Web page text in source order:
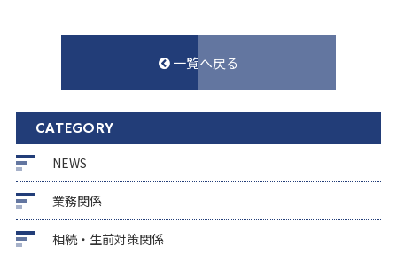
一覧へ戻る
CATEGORY
NEWS
業務関係
相続・生前対策関係